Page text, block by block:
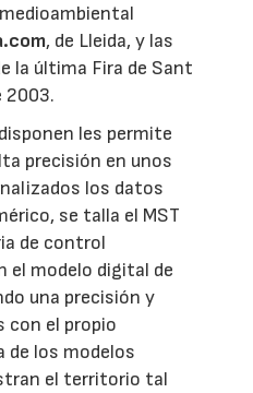
, de Lleida, y las
la última Fira de Sant
2003.
les permite
precisión en unos
los datos
se talla el MST
de control
el modelo digital de
una precisión y
con el propio
de los modelos
el territorio tal